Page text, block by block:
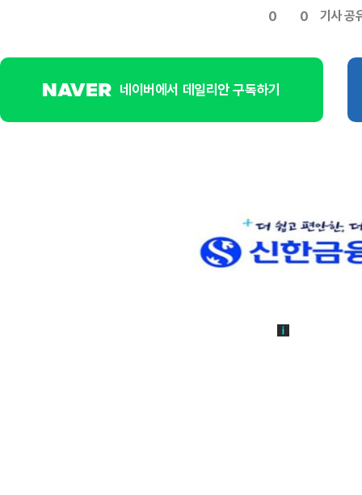
0 0 기사 공
네이버에서 데일리안 구독하기